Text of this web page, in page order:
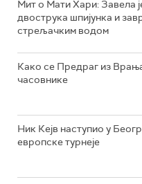
Мит о Мати Хари: Завела
двострука шпијунка и
стрељачким водом
Како се Предраг из
часовнике
Ник Кејв наступио у
европске турнеје